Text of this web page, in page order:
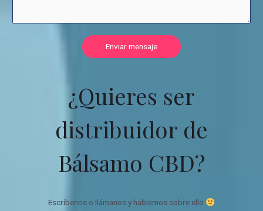
Enviar mensaje
¿Quieres ser
distribuidor de
Bálsamo CBD?
Escríbenos o llámanos y hablemos sobre ello